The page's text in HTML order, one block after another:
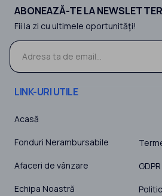
ABONEAZĂ-TE LA NEWSLETTER
Fii la zi cu ultimele oportunităţi!
LINK-URI UTILE
Acasă
Fonduri Nerambursabile
Afaceri de vânzare
Echipa Noastră
GDPR